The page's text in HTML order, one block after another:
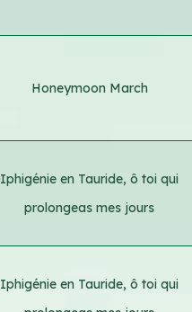
Honeymoon March
Iphigénie en Tauride, ô toi qui
prolongeas mes jours
Iphigénie en Tauride, ô toi qui